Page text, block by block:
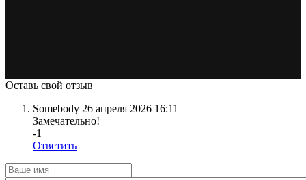
Оставь свой отзыв
Somebody 26 апреля 2026 16:11
Замечательно!
-1
Ответить